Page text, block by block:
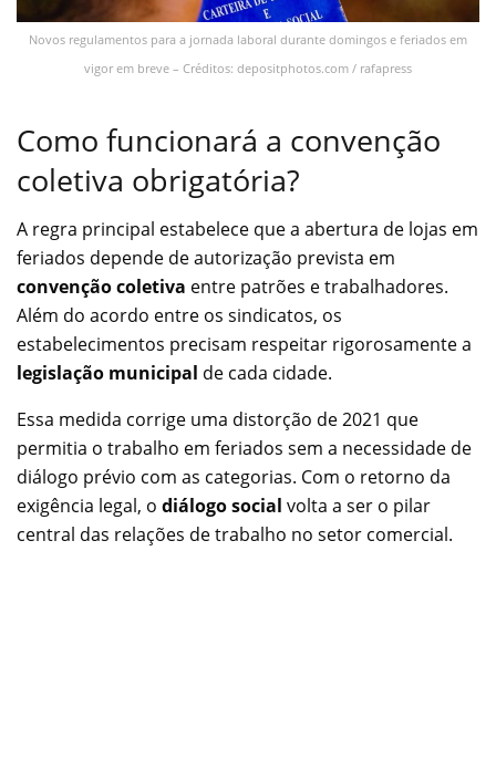
Novos regulamentos para a jornada laboral durante domingos e feriados em
vigor em breve – Créditos: depositphotos.com / rafapress
Como funcionará a convenção
coletiva obrigatória?
A regra principal estabelece que a abertura de lojas em
feriados depende de autorização prevista em
convenção coletiva entre patrões e trabalhadores.
Além do acordo entre os sindicatos, os
estabelecimentos precisam respeitar rigorosamente a
legislação municipal de cada cidade.
Essa medida corrige uma distorção de 2021 que
permitia o trabalho em feriados sem a necessidade de
diálogo prévio com as categorias. Com o retorno da
exigência legal, o diálogo social volta a ser o pilar
central das relações de trabalho no setor comercial.